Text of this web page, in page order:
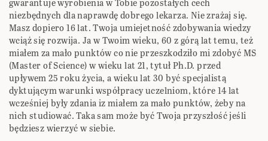
gwarantuje wyrobienia w Tobie pozostałych cech
niezbędnych dla naprawdę dobrego lekarza. Nie zrażaj się.
Masz dopiero 16 lat. Twoja umiejetność zdobywania wiedzy
wciąż się rozwija. Ja w Twoim wieku, 60 z górą lat temu, też
miałem za mało punktów co nie przeszkodziło mi zdobyć MS
(Master of Science) w wieku lat 21, tytuł Ph.D. przed
upływem 25 roku życia, a wieku lat 30 być specjalistą
dyktującym warunki współpracy uczelniom, które 14 lat
wcześniej były zdania iz miałem za mało punktów, żeby na
nich studiować. Taka sam może być Twoja przyszłość jeśli
będziesz wierzyć w siebie.